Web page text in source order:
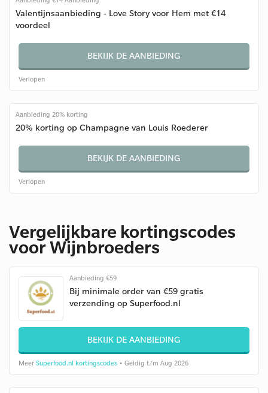
Valentijnsaanbieding - Love Story voor Hem met €14
voordeel
BEKIJK DE AANBIEDING
Verlopen
Aanbieding 20% korting
20% korting op Champagne van Louis Roederer
BEKIJK DE AANBIEDING
Verlopen
Vergelijkbare kortingscodes
voor Wijnbroeders
Aanbieding €59
Bij minimale order van €59 gratis
verzending op Superfood.nl
BEKIJK DE AANBIEDING
Meer Superfood.nl kortingscodes • Geldig t/m Aug 2026